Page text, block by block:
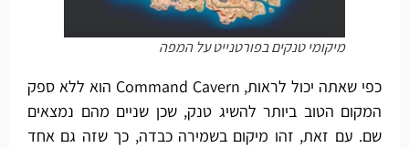
מיקומי טנקים בפורטנייט על המפה
כפי שאתה יכול לראות, Command Cavern הוא ללא ספק
המקום הטוב ביותר להשיג טנק, שכן שניים מהם נמצאים
שם. עם זאת, זהו מיקום בשמירה כבדה, כך שזה גם אחד